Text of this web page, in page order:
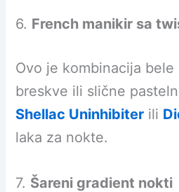
6. French manikir sa
Ovo je kombinacija bele
breskve ili slične
Shellac Uninhibiter ili
laka za nokte.
7. Šareni gradient nokti